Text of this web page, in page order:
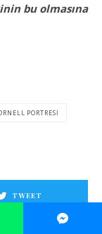
bu olmasına
PORTRESI
TWEET